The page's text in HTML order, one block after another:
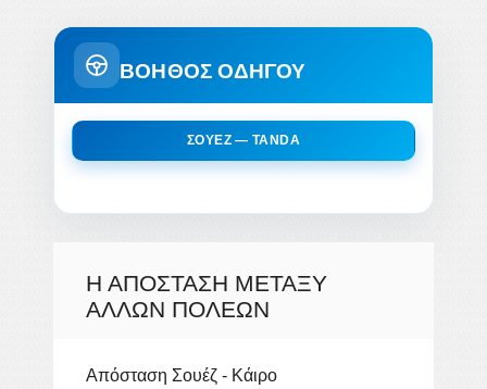
ΒΟΗΘΟΣ ΟΔΗΓΟΥ
ΣΟΥΈΖ — TANDA
Η ΑΠΌΣΤΑΣΗ ΜΕΤΑΞΎ
ΆΛΛΩΝ ΠΌΛΕΩΝ
Απόσταση Σουέζ - Κάιρο